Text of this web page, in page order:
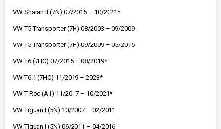
VW Sharan II (7N) 07/2015 – 10/2021*
VW T5 Transporter (7H) 08/2003 – 09/2009
VW T5 Transporter (7H) 09/2009 – 05/2015
VW T6 (7HC) 07/2015 – 08/2019*
VW T6.1 (7HC) 11/2019 – 2023*
VW T-Roc (A1) 11/2017 – 10/2021*
VW Tiguan I (5N) 10/2007 – 02/2011
VW Tiguan I (5N) 06/2011 – 04/2016